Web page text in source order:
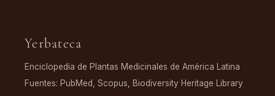
Yerbateca
Enciclopedia de Plantas Medicinales de América Latina
Fuentes: PubMed, Scopus, Biodiversity Heritage Library